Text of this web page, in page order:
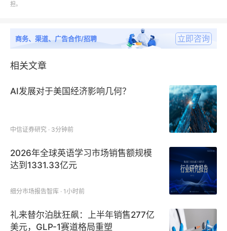
况、数量差额及影响因素分析；
第六、七章：依次分析了消费电子元件IC行业细分种类
品种类销售价格与影响因素以及主要领域应用现状与需
第八章：中国消费电子元件IC行业企业地理分布以及重
点企业在全球竞争中的优劣势；
第九章：详列了中国消费电子元件IC行业主要企业基本
情况、主要产品和服务介绍、消费电子元件IC销售量、
担。
商务、渠道、广告合作/招聘 立即咨询
相关文章
AI发展对于美国经济影响几何？
中信证券研究 · 3分钟前
2026年全球英语学习市场销售额规模
达到1331.33亿元
细分市场报告智库 · 1小时前
礼来替尔泊肽狂飙：上半年销售277亿
美元，GLP-1赛道格局重塑